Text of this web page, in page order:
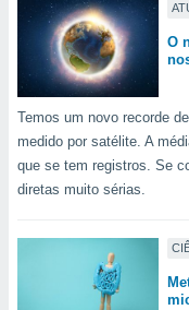
O
Temos um novo recorde
medido por satélite. A
que se tem registros. Se
diretas muito sérias.